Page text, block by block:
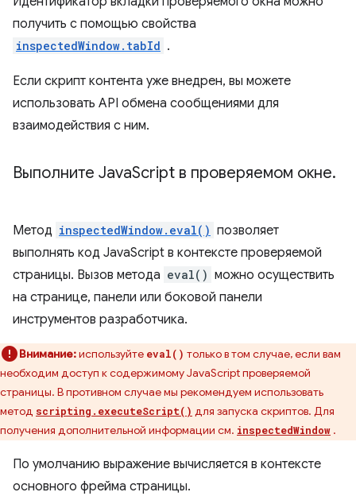
получить с помощью свойства
inspectedWindow.tabId .
Если скрипт контента уже внедрен, вы можете
использовать API обмена сообщениями для
взаимодействия с ним.
Выполните JavaScript в проверяемом окне.
Метод inspectedWindow.eval() позволяет
выполнять код JavaScript в контексте проверяемой
страницы. Вызов метода eval() можно осуществить
на странице, панели или боковой панели
инструментов разработчика.
Внимание:используйте eval() только в том случае, если вам
необходим доступ к содержимому JavaScript проверяемой
страницы. В противном случае мы рекомендуем использовать
метод scripting.executeScript() для запуска скриптов. Для
получения дополнительной информации см. inspectedWindow .
По умолчанию выражение вычисляется в контексте
основного фрейма страницы.